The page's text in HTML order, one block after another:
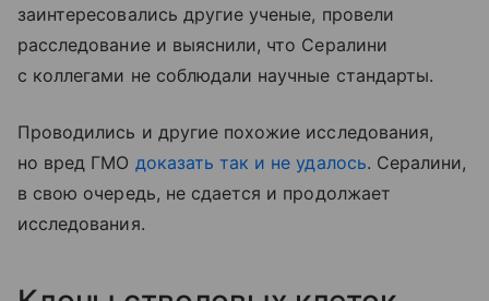
заинтересовались другие ученые, провели
расследование и выяснили, что Сералини
с коллегами не соблюдали научные стандарты.
Проводились и другие похожие исследования,
но вред ГМО доказать так и не удалось. Сералини,
в свою очередь, не сдается и продолжает
исследования.